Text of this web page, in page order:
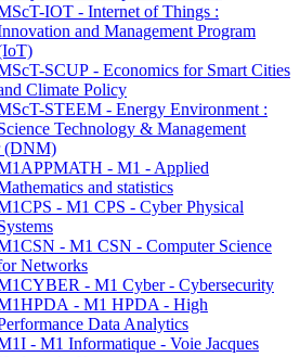
IOT - Internet of Things :
and Management Program
SCUP - Economics for Smart Cities
Climate Policy
STEEM - Energy Environment :
Technology & Management
(DNM)
- M1 - Applied
and statistics
- M1 CPS - Cyber Physical
- M1 CSN - Computer Science
Networks
- M1 Cyber - Cybersecurity
- M1 HPDA - High
Data Analytics
- M1 Informatique - Voie Jacques